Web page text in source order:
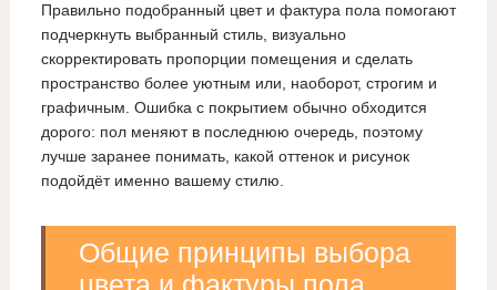
Правильно подобранный цвет и фактура пола помогают
подчеркнуть выбранный стиль, визуально
скорректировать пропорции помещения и сделать
пространство более уютным или, наоборот, строгим и
графичным. Ошибка с покрытием обычно обходится
дорого: пол меняют в последнюю очередь, поэтому
лучше заранее понимать, какой оттенок и рисунок
подойдёт именно вашему стилю.
Общие принципы выбора